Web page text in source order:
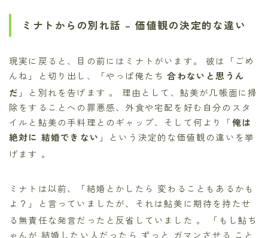
ミナトからの別れ話 – 価値観の決定的な違い
現実に戻ると、目の前にはミナトがいます。 彼は「ごめ
んね」と切り出し、「やっぱ俺たち合わないと思うん
だ 」と別れを告げます 。 理由として、鮎美が几帳面に掃
除をすることへの罪悪感、外食や宅配を好む自分のスタ
イルと鮎美の手料理とのギャップ、そして何より「俺は
絶対に 結婚できない 」という決定的な価値観の違いを挙
げます 。
ミナトは以前、「結婚とかしたら 変わることもあるかも
よ？」と言っていましたが、それは鮎美に期待を持たせ
る無責任な発言だったと反省していました 。 「もし鮎ち
ゃんが 結婚したい人だったら ずっと ガマンさせる こと